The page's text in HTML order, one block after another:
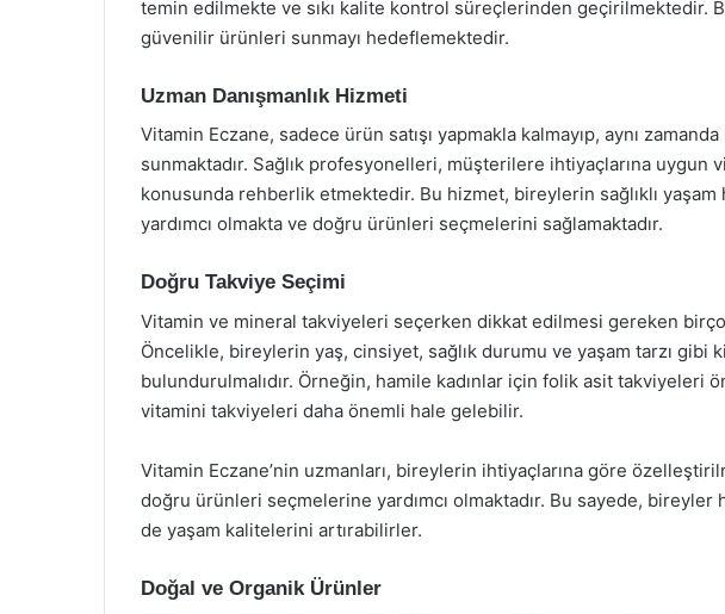
temin edilmekte ve sıkı kalite kontrol süreçlerinden geçirilmektedir.
güvenilir ürünleri sunmayı hedeflemektedir.
Uzman Danışmanlık Hizmeti
Vitamin Eczane, sadece ürün satışı yapmakla kalmayıp, aynı
sunmaktadır. Sağlık profesyonelleri, müşterilere ihtiyaçlarına uygun
konusunda rehberlik etmektedir. Bu hizmet, bireylerin sağlıklı yaşam
yardımcı olmakta ve doğru ürünleri seçmelerini sağlamaktadır.
Doğru Takviye Seçimi
Vitamin ve mineral takviyeleri seçerken dikkat edilmesi gereken
Öncelikle, bireylerin yaş, cinsiyet, sağlık durumu ve yaşam tarzı gibi
bulundurulmalıdır. Örneğin, hamile kadınlar için folik asit takviyeleri
vitamini takviyeleri daha önemli hale gelebilir.
Vitamin Eczane’nin uzmanları, bireylerin ihtiyaçlarına göre
doğru ürünleri seçmelerine yardımcı olmaktadır. Bu sayede, bireyler
de yaşam kalitelerini artırabilirler.
Doğal ve Organik Ürünler